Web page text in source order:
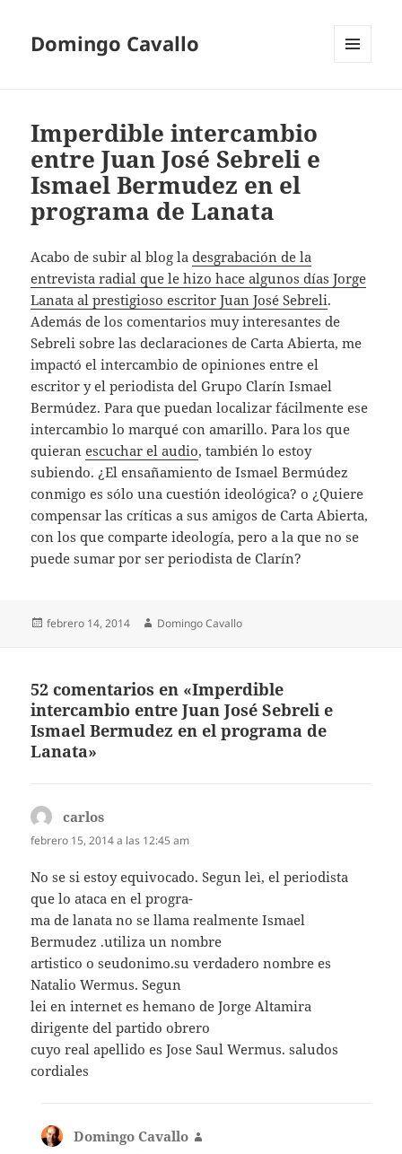
Domingo Cavallo
Imperdible intercambio
entre Juan José Sebreli e
Ismael Bermudez en el
programa de Lanata
Acabo de subir al blog ladesgrabación de la
entrevista radial que le hizo hace algunos días Jorge
Lanata al prestigioso escritor Juan José Sebreli.
Además de los comentarios muy interesantes de
Sebreli sobre las declaraciones de Carta Abierta, me
impactó el intercambio de opiniones entre el
escritor y el periodista del Grupo Clarín Ismael
Bermúdez. Para que puedan localizar fácilmente ese
intercambio lo marqué con amarillo. Para los que
quieranescuchar el audio, también lo estoy
subiendo. ¿El ensañamiento de Ismael Bermúdez
conmigo es sólo una cuestión ideológica? o ¿Quiere
compensar las críticas a sus amigos de Carta Abierta,
con los que comparte ideología, pero a la que no se
puede sumar por ser periodista de Clarín?
Publicado
febrero 14, 2014 Autor
Domingo Cavallo
52 comentarios en «Imperdible
intercambio entre Juan José Sebreli e
Ismael Bermudez en el programa de
Lanata»
carlos
febrero 15, 2014 a las 12:45 am
No se si estoy equivocado. Segun leì, el periodista
que lo ataca en el progra-
ma de lanata no se llama realmente Ismael
Bermudez .utiliza un nombre
artistico o seudonimo.su verdadero nombre es
Natalio Wermus. Segun
lei en internet es hemano de Jorge Altamira
dirigente del partido obrero
cuyo real apellido es Jose Saul Wermus. saludos
cordiales
Domingo Cavallo